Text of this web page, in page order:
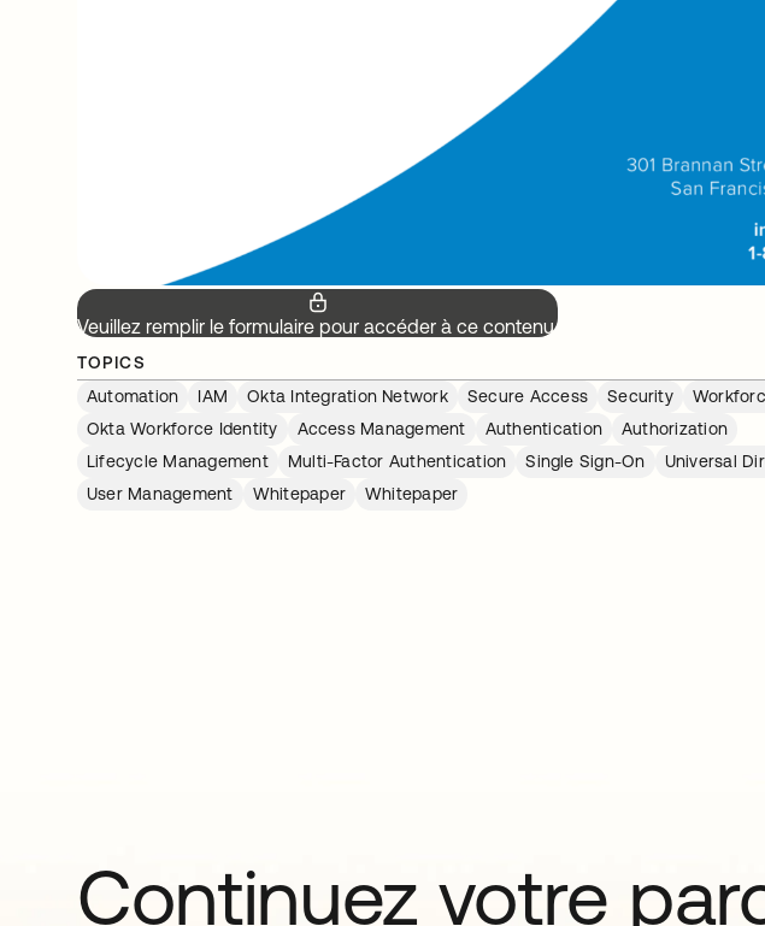
Veuillez remplir le formulaire pour accéder à ce contenu.
TOPICS
Automation
IAM Okta Integration Network Secure Access Security
Okta Workforce Identity
Access Management Authentication
Authorization
Lifecycle Management
Multi-Factor Authentication Single Sign-On
Universal
User Management
Whitepaper Whitepaper
Continuez votre